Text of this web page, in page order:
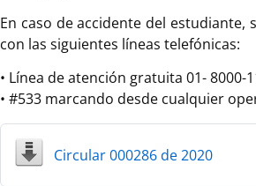
En caso de accidente del estudiante,
con las siguientes líneas telefónicas:
• Línea de atención gratuita 01- 8000-
• #533 marcando desde cualquier
Circular 000286 de 2020